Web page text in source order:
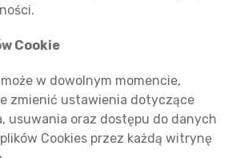
Cookie
w dowolnym momencie,
zmienić ustawienia dotyczące
usuwania oraz dostępu do danych
Cookies przez każdą witrynę